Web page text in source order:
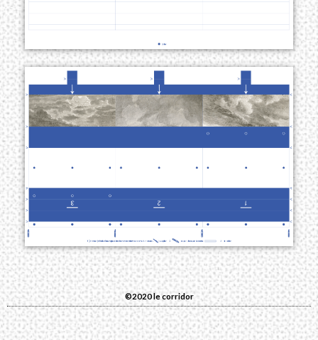
©2020 le corridor